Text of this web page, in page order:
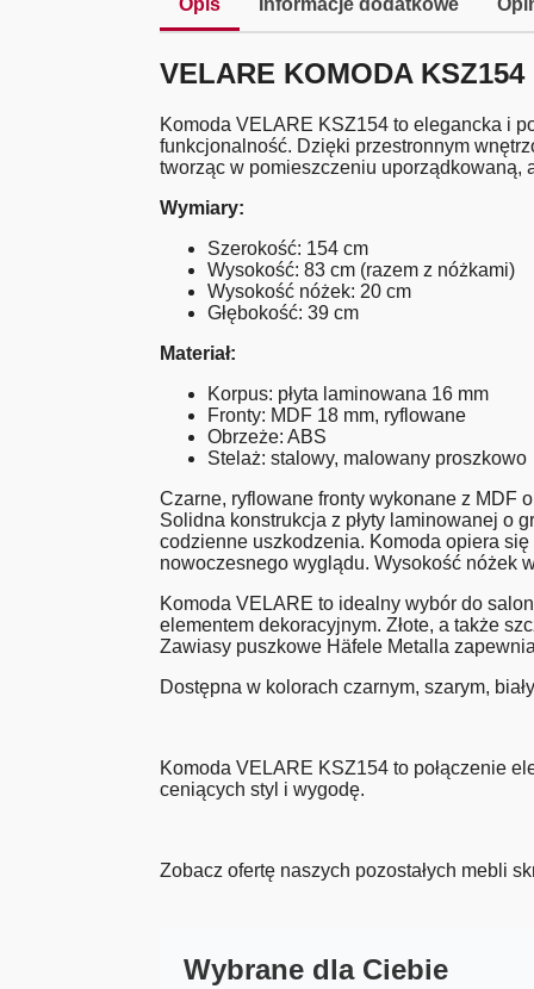
Opis Informacje dodatkowe
VELARE KOMODA KSZ154
Komoda VELARE KSZ154 to elegancka i
funkcjonalność. Dzięki przestronnym
tworząc w pomieszczeniu uporządkowaną,
Wymiary:
Szerokość: 154 cm
Wysokość: 83 cm (razem z nóżkami)
Wysokość nóżek: 20 cm
Głębokość: 39 cm
Materiał:
Korpus: płyta laminowana 16 mm
Fronty: MDF 18 mm, ryflowane
Obrzeże: ABS
Stelaż: stalowy, malowany proszkowo
Czarne, ryflowane fronty wykonane z MDF
Solidna konstrukcja z płyty laminowanej o
codzienne uszkodzenia. Komoda opiera
nowoczesnego wyglądu. Wysokość nóżek
Komoda VELARE to idealny wybór do
elementem dekoracyjnym. Złote, a także
Zawiasy puszkowe Häfele Metalla
Dostępna w kolorach czarnym, szarym,
Komoda VELARE KSZ154 to połączenie
ceniących styl i wygodę.
Zobacz ofertę naszych pozostałych mebli
Wybrane dla Ciebie